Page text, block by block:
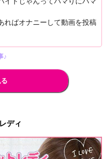
ればオナニーして動画を投稿
♪
ディ